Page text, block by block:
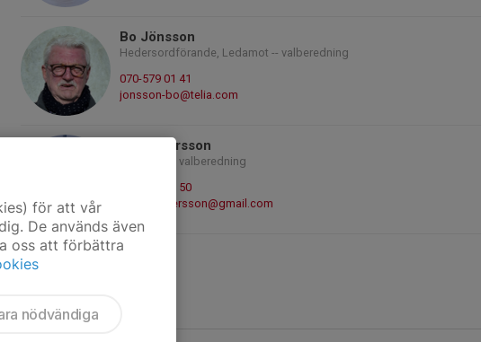
Bo Jönsson
Hedersordförande, Ledamot -- valberedning
070-579 01 41
jonsson-bo@telia.com
Ulf Andersson
Ledamot -- valberedning
070-975 19 50
ulf.bc.andersson@gmail.com
för att vår
De används även
oss att förbättra
nödvändiga